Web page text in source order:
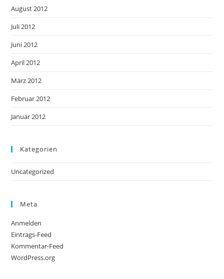
August 2012
Juli 2012
Juni 2012
April 2012
März 2012
Februar 2012
Januar 2012
Kategorien
Uncategorized
Meta
Anmelden
Eintrags-Feed
Kommentar-Feed
WordPress.org